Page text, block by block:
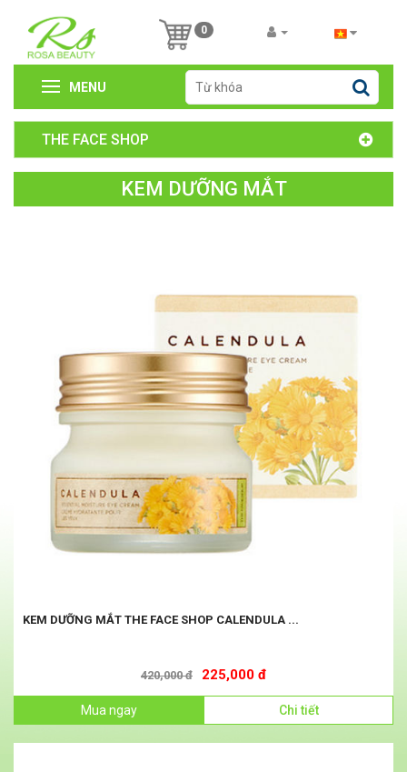
0
MENU
THE FACE SHOP
KEM DƯỠNG MẮT
KEM DƯỠNG MẮT THE FACE SHOP CALENDULA ...
420,000 đ 225,000 đ
Mua ngay Chi tiết